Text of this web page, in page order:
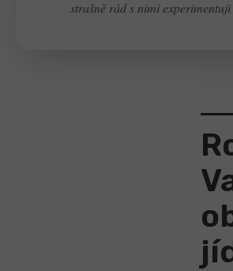
strašně rád s nimi